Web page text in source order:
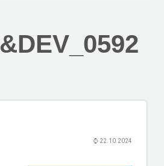
&DEV_0592
⌚ 22.10.2024